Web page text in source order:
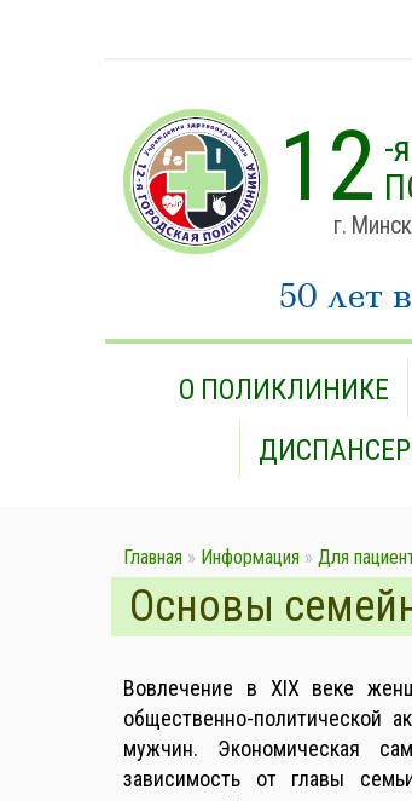
12 -
г.
50 лет
О ПОЛИКЛИНИКЕ
Главная » Информация » Для
Основы
Вовлечение в XIX веке
общественно-политической
мужчин. Экономическая
зависимость от главы